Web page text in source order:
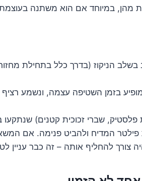
במיוחד אם הוא משתנה
בשלב הניקוז (בדרך כלל בתחילת
בזמן השטיפה עצמה, ונשמע רציף
פלסטיק, שברי זכוכית קטנים)
המדיח ולהביט פנימה. אם
צורך להחליף אותה – זה כבר עניין